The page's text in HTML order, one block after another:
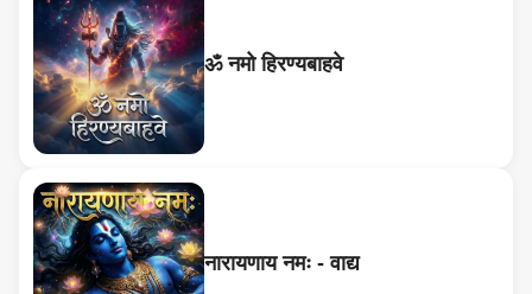
ॐ नमो हिरण्यबाहवे
नारायणाय नमः - वाद्य